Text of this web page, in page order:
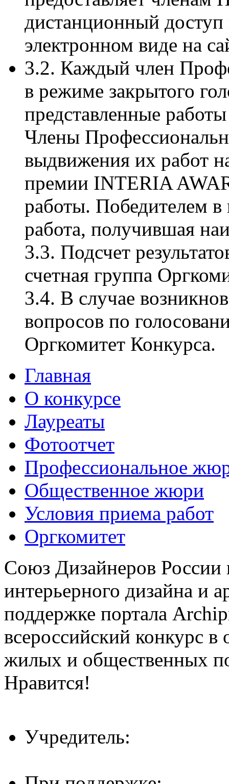
дистанционный
электронном виде на
3.2. Каждый член
в режиме закрытого
представленные
Члены
выдвижения их работ
премии INTERIA
работы. Победителем
работа, получившая
3.3. Подсчет
счетная группа
3.4. В случае
вопросов по
Оргкомитет Конкурса.
Главная
О конкурсе
Лауреаты
Фотоотчет
Профессиональное
Общественное жюри
Условия приема работ
Оргкомитет
Союз Дизайнеров России
интерьерного дизайна и
поддержке портала
всероссийский конкурс в
жилых и общественных
Нравится!
Учредитель: